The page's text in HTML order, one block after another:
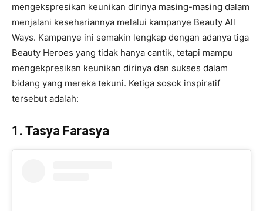
mengekspresikan keunikan dirinya masing-masing dalam
menjalani kesehariannya melalui kampanye Beauty All
Ways. Kampanye ini semakin lengkap dengan adanya tiga
Beauty Heroes yang tidak hanya cantik, tetapi mampu
mengekpresikan keunikan dirinya dan sukses dalam
bidang yang mereka tekuni. Ketiga sosok inspiratif
tersebut adalah:
1. Tasya Farasya